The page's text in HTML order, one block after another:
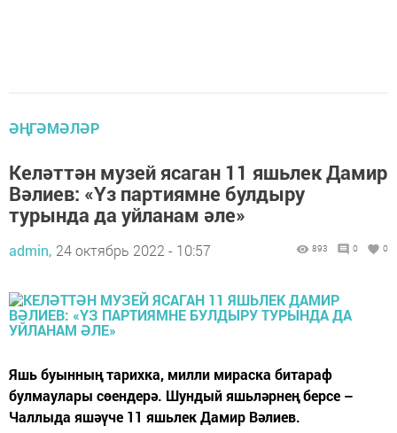
ӘҢГӘМӘЛӘР
Келәттән музей ясаган 11 яшьлек Дамир
Вәлиев: «Үз партиямне булдыру
турында да уйланам әле»
admin, 24 октябрь 2022 - 10:57 893 0 0
Яшь буынның тарихка, милли мираска битараф
булмаулары сөендерә. Шундый яшьләрнең берсе –
Чаллыда яшәүче 11 яшьлек Дамир Вәлиев.